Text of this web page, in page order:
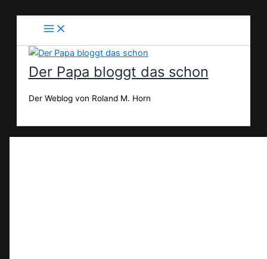
Der Papa bloggt das schon
Der Weblog von Roland M. Horn